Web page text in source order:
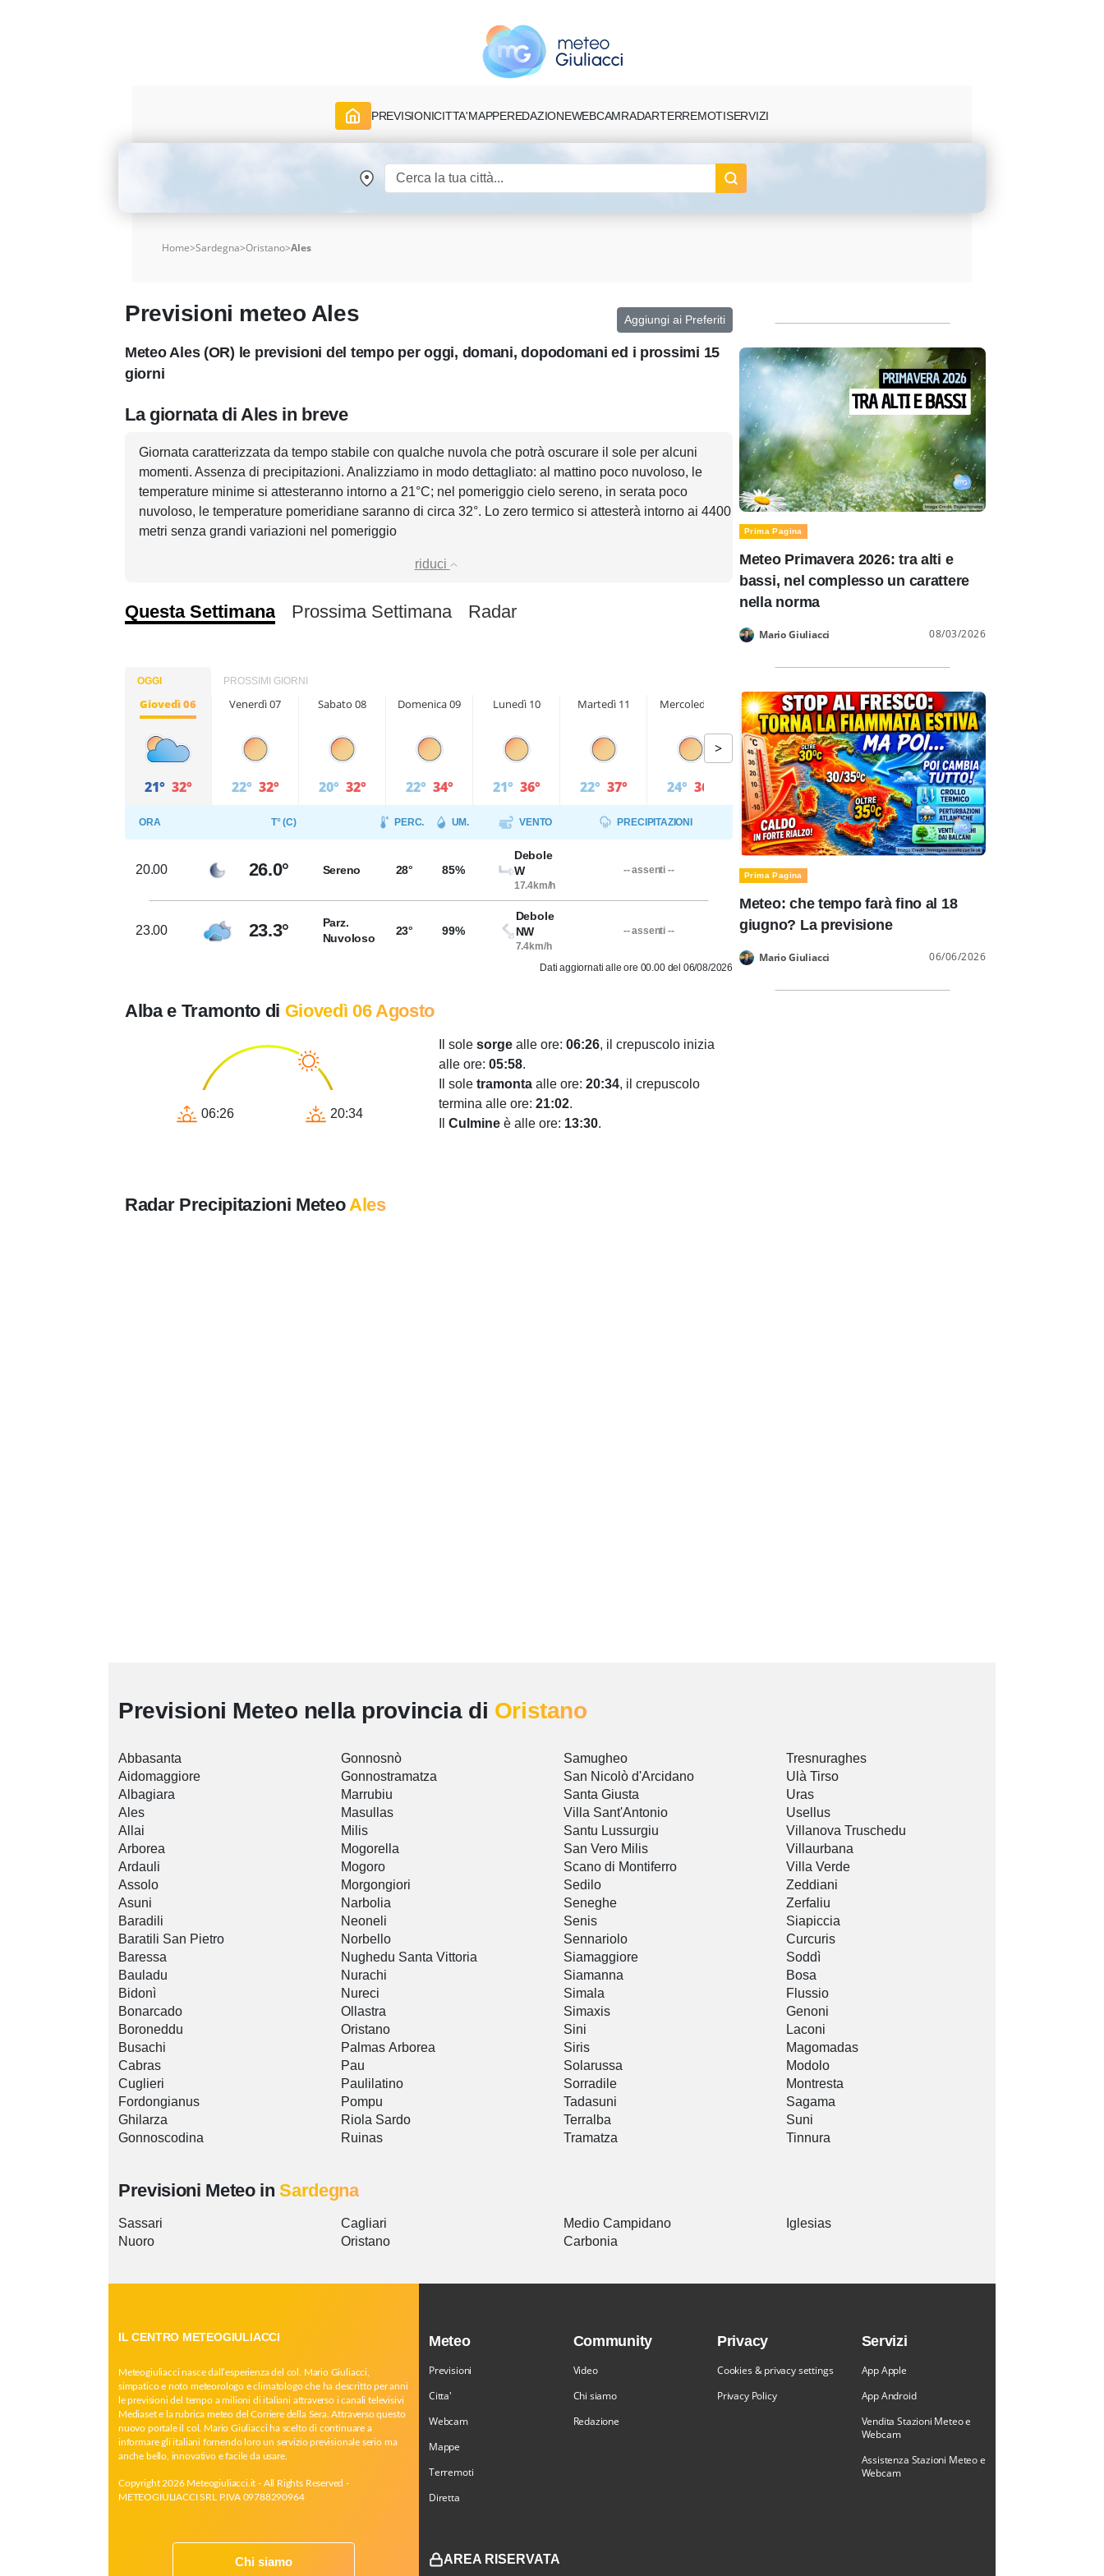
PREVISIONICITTA'MAPPEREDAZIONEWEBCAMRADARTERREMOTISERVIZI
Home>Sardegna>Oristano>Ales
Previsioni meteo Ales Aggiungi ai Preferiti
Meteo Ales (OR) le previsioni del tempo per oggi, domani, dopodomani ed i prossimi 15
giorni
La giornata di Ales in breve
Giornata caratterizzata da tempo stabile con qualche nuvola che potrà oscurare il sole per alcuni
momenti. Assenza di precipitazioni. Analizziamo in modo dettagliato: al mattino poco nuvoloso, le
temperature minime si attesteranno intorno a 21°C; nel pomeriggio cielo sereno, in serata poco
nuvoloso, le temperature pomeridiane saranno di circa 32°. Lo zero termico si attesterà intorno ai 4400
metri senza grandi variazioni nel pomeriggio
riduci
Questa Settimana Prossima Settimana Radar
OGGI PROSSIMI GIORNI
Giovedì 06
21° 32°
Venerdì 07
22° 32°
Sabato 08
20° 32°
Domenica 09
22° 34°
Lunedì 10
21° 36°
Martedì 11
22° 37°
Mercoledì 12
24° 36°
>
ORA T° (C) PERC. UM. VENTO PRECIPITAZIONI
20.00 26.0° Sereno 28° 85%
Debole
W
17.4km/h
-- assenti --
23.00 23.3°
Parz.
Nuvoloso
23° 99%
Debole
NW
7.4km/h
-- assenti --
Dati aggiornati alle ore 00.00 del 06/08/2026
Alba e Tramonto di Giovedì 06 Agosto
06:26 20:34
Il sole sorge alle ore: 06:26, il crepuscolo inizia
alle ore: 05:58.
Il sole tramonta alle ore: 20:34, il crepuscolo
termina alle ore: 21:02.
Culmine è alle ore: 13:30.
Radar Precipitazioni MeteoAles
Prima Pagina
Meteo Primavera 2026: tra alti e
bassi, nel complesso un carattere
nella norma
Mario Giuliacci 08/03/2026
Prima Pagina
Meteo: che tempo farà fino al 18
giugno? La previsione
Mario Giuliacci 06/06/2026
Previsioni Meteo nella provincia di Oristano
Abbasanta
Aidomaggiore
Albagiara
Ales
Allai
Arborea
Ardauli
Assolo
Asuni
Baradili
Baratili San Pietro
Baressa
Bauladu
Bidonì
Bonarcado
Boroneddu
Busachi
Cabras
Cuglieri
Fordongianus
Ghilarza
Gonnoscodina
Gonnosnò
Gonnostramatza
Marrubiu
Masullas
Milis
Mogorella
Mogoro
Morgongiori
Narbolia
Neoneli
Norbello
Nughedu Santa Vittoria
Nurachi
Nureci
Ollastra
Oristano
Palmas Arborea
Pau
Paulilatino
Pompu
Riola Sardo
Ruinas
Samugheo
San Nicolò d'Arcidano
Santa Giusta
Villa Sant'Antonio
Santu Lussurgiu
San Vero Milis
Scano di Montiferro
Sedilo
Seneghe
Senis
Sennariolo
Siamaggiore
Siamanna
Simala
Simaxis
Sini
Siris
Solarussa
Sorradile
Tadasuni
Terralba
Tramatza
Tresnuraghes
Ulà Tirso
Uras
Usellus
Villanova Truschedu
Villaurbana
Villa Verde
Zeddiani
Zerfaliu
Siapiccia
Curcuris
Soddì
Bosa
Flussio
Genoni
Laconi
Magomadas
Modolo
Montresta
Sagama
Suni
Tinnura
Previsioni Meteo inSardegna
Sassari
Nuoro
Cagliari
Oristano
Medio Campidano
Carbonia
Iglesias
IL CENTRO METEOGIULIACCI
Meteogiuliacci nasce dall’esperienza del col. Mario Giuliacci,
simpatico e noto meteorologo e climatologo che ha descritto per anni
le previsioni del tempo a milioni di italiani attraverso i canali televisivi
Mediaset e la rubrica meteo del Corriere della Sera. Attraverso questo
nuovo portale il col. Mario Giuliacci ha scelto di continuare a
informare gli italiani fornendo loro un servizio previsionale serio ma
anche bello, innovativo e facile da usare.
Copyright 2026 Meteogiuliacci.it - All Rights Reserved -
METEOGIULIACCI SRL P.IVA 09788290964
Chi siamo
Meteo
Previsioni
Citta'
Webcam
Mappe
Terremoti
Diretta
Community
Video
Chi siamo
Redazione
Privacy
Cookies & privacy settings
Privacy Policy
Servizi
App Apple
App Android
Vendita Stazioni Meteo e
Webcam
Assistenza Stazioni Meteo e
Webcam
AREA RISERVATA